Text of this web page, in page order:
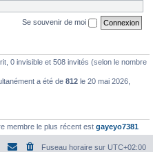
Se souvenir de moi
0 invisible et 508 invités (selon le nombre
a été de 812 le 20 mai 2026,
membre le plus récent est gayeyo7381
Fuseau horaire sur UTC+02:00